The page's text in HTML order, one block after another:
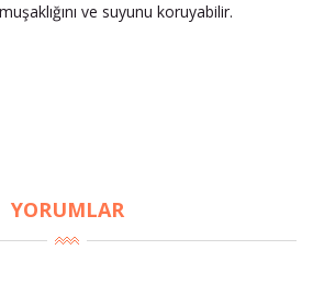
ve suyunu koruyabilir.
YORUMLAR